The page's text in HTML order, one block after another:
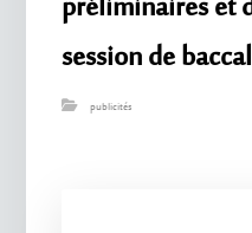
préliminaires et
session de
publicités